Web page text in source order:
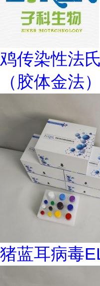
鸡传染性法
（胶体金法）
猪蓝耳病毒